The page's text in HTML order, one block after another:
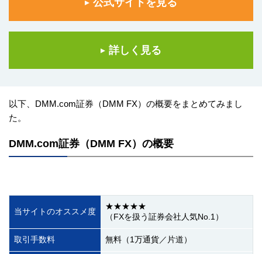
詳しく見る
以下、DMM.com証券（DMM FX）の概要をまとめてみまし
た。
DMM.com証券（DMM FX）の概要
当サイトのオススメ度
★★★★★
（FXを扱う証券会社人気No.1）
取引手数料 無料（1万通貨／片道）